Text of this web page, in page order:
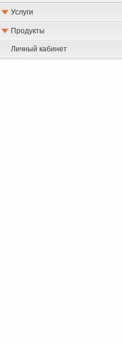
Услуги
Продукты
Личный кабинет